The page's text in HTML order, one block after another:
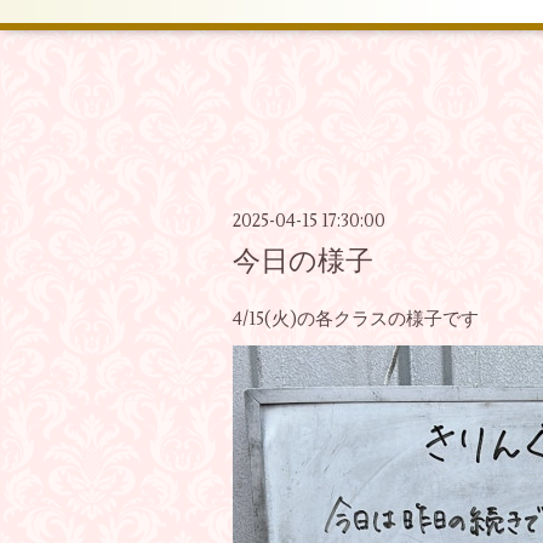
2025-04-15 17:30:00
今日の様子
4/15(火)の各クラスの様子です